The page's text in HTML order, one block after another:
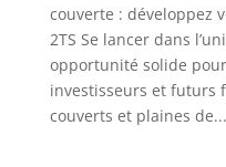
couverte : développez
2TS Se lancer dans
opportunité solide
investisseurs et futurs
couverts et plaines de...